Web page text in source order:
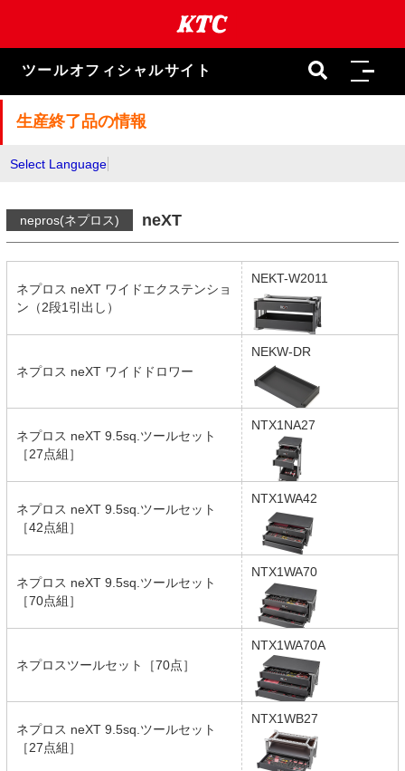
ま
キ
ツールオフィシャルサイト
生産終了品の情報
Select Language
nepros(ネプロス) neXT
ネプロス neXT ワイドエクステンショ
ン（2段1引出し）
NEKT-W2011
ネプロス neXT ワイドドロワー
NEKW-DR
ネプロス neXT 9.5sq.ツールセット
［27点組］
NTX1NA27
ネプロス neXT 9.5sq.ツールセット
［42点組］
NTX1WA42
ネプロス neXT 9.5sq.ツールセット
［70点組］
NTX1WA70
ネプロスツールセット［70点］
NTX1WA70A
ネプロス neXT 9.5sq.ツールセット
［27点組］
NTX1WB27